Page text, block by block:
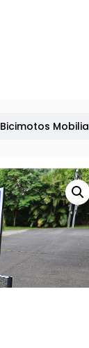
Bicimotos Mobilia